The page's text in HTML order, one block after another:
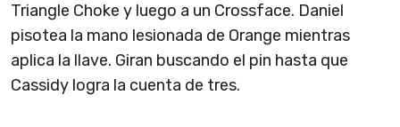
Triangle Choke y luego a un Crossface. Daniel
pisotea la mano lesionada de Orange mientras
aplica la llave. Giran buscando el pin hasta que
Cassidy logra la cuenta de tres.